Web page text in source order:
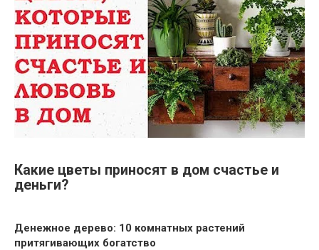
Какие цветы приносят в дом счастье и
деньги?
Денежное дерево: 10 комнатных растений
притягивающих богатство